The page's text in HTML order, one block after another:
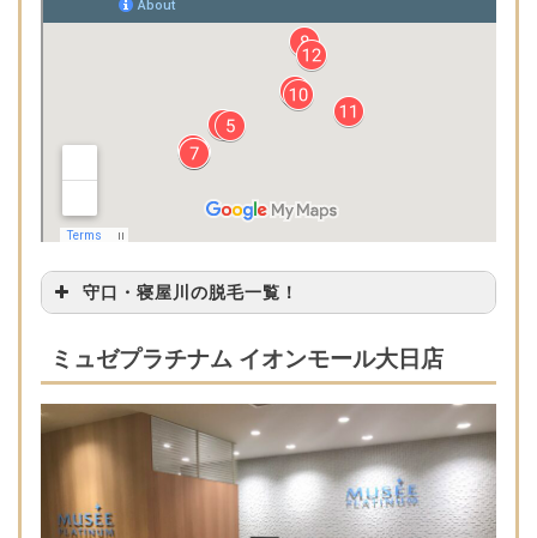
守口・寝屋川の脱毛一覧！
1
ム イオンモール
大日店
東町1-18 イオンモ
ール大日3階
2
エステタイム 寝
屋川店
大阪府寝屋川市早
子町23-1 イズミヤ
寝屋川5階
大阪府守口市本町
ミュゼプラチナム イオンモール大日店